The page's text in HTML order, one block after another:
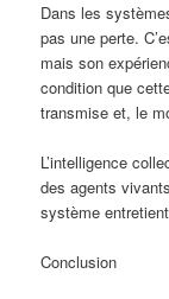
Dans les
pas une perte.
mais son
condition que
transmise et, le
L’intelligence
des agents
système
Conclusion